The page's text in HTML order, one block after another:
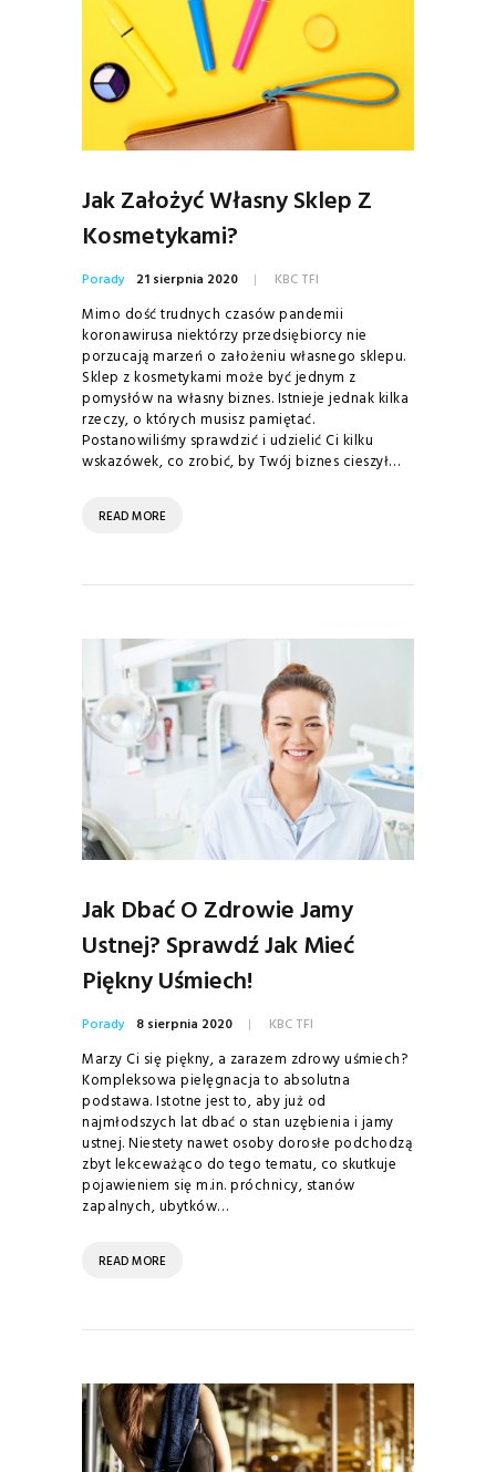
Jak Założyć Własny Sklep Z
Kosmetykami?
Porady 21 sierpnia 2020 KBC TFI
Mimo dość trudnych czasów pandemii
koronawirusa niektórzy przedsiębiorcy nie
porzucają marzeń o założeniu własnego sklepu.
Sklep z kosmetykami może być jednym z
pomysłów na własny biznes. Istnieje jednak kilka
rzeczy, o których musisz pamiętać.
Postanowiliśmy sprawdzić i udzielić Ci kilku
wskazówek, co zrobić, by Twój biznes cieszył…
READ MORE
Jak Dbać O Zdrowie Jamy
Ustnej? Sprawdź Jak Mieć
Piękny Uśmiech!
Porady 8 sierpnia 2020 KBC TFI
Marzy Ci się piękny, a zarazem zdrowy uśmiech?
Kompleksowa pielęgnacja to absolutna
podstawa. Istotne jest to, aby już od
najmłodszych lat dbać o stan uzębienia i jamy
ustnej. Niestety nawet osoby dorosłe podchodzą
zbyt lekceważąco do tego tematu, co skutkuje
pojawieniem się m.in. próchnicy, stanów
zapalnych, ubytków…
READ MORE